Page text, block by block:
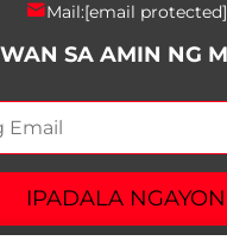
Mail:[email protected]
SA AMIN NG
IPADALA NGAYON